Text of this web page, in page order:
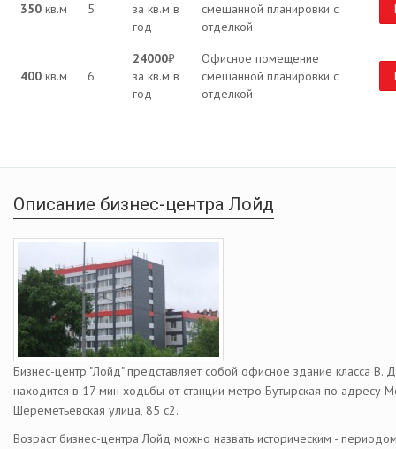
350 кв.м 5
за кв.м в
год
смешанной планировки с
отделкой
400 кв.м 6
24000₽
за кв.м в
год
Офисное помещение
смешанной планировки с
отделкой
Описание бизнес-центра Лойд
Бизнес-центр "Лойд" представляет собой офисное здание класса В.
находится в 17 мин ходьбы от станции метро Бутырская по адресу
Шереметьевская улица, 85 с2.
Возраст бизнес-центра Лойд можно назвать историческим -